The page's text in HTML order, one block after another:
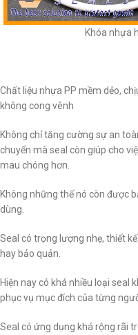
Khóa nhựa
Chất liệu nhựa PP mềm dẻo,
không cong vênh
Không chỉ tăng cường sự an
chuyển mà seal còn giúp cho
mau chóng hơn.
Không những thế nó còn được
dùng.
Seal có trọng lượng nhẹ, thiết
hay bảo quản.
Hiện nay có khá nhiều loại seal
phục vụ mục đích của từng
Seal có ứng dụng khá rộng rãi